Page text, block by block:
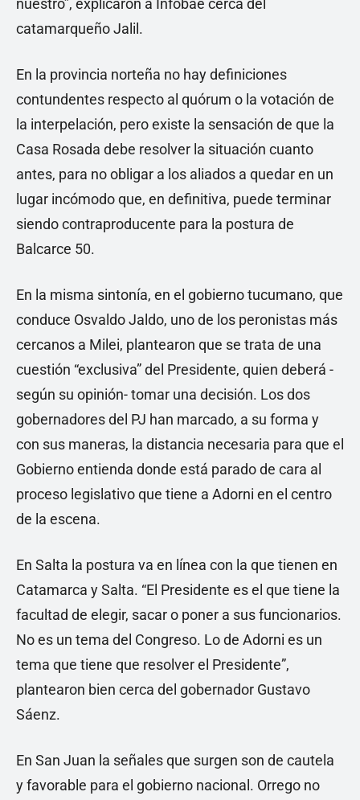
catamarqueño Jalil.
En la provincia norteña no hay definiciones
contundentes respecto al quórum o la votación de
la interpelación, pero existe la sensación de que la
Casa Rosada debe resolver la situación cuanto
antes, para no obligar a los aliados a quedar en un
lugar incómodo que, en definitiva, puede terminar
siendo contraproducente para la postura de
Balcarce 50.
En la misma sintonía, en el gobierno tucumano, que
conduce Osvaldo Jaldo, uno de los peronistas más
cercanos a Milei, plantearon que se trata de una
cuestión “exclusiva” del Presidente, quien deberá -
según su opinión- tomar una decisión. Los dos
gobernadores del PJ han marcado, a su forma y
con sus maneras, la distancia necesaria para que el
Gobierno entienda donde está parado de cara al
proceso legislativo que tiene a Adorni en el centro
de la escena.
En Salta la postura va en línea con la que tienen en
Catamarca y Salta. “El Presidente es el que tiene la
facultad de elegir, sacar o poner a sus funcionarios.
No es un tema del Congreso. Lo de Adorni es un
tema que tiene que resolver el Presidente”,
plantearon bien cerca del gobernador Gustavo
Sáenz.
En San Juan la señales que surgen son de cautela
y favorable para el gobierno nacional. Orrego no